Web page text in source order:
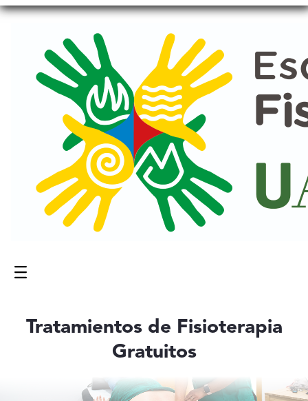
Tratamientos de Fisioterapia
Gratuitos